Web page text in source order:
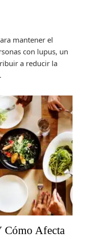
mantener el
con lupus, un
a reducir la
Cómo Afecta